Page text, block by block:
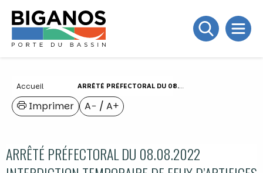
Accueil ARRÊTÉ PRÉFECTORAL DU 08.08.2022 INTERDICTION TEMPORAIRE DE FEUX D’ARTIFICES
A− / A+
Imprimer
ARRÊTÉ PRÉFECTORAL DU 08.08.2022